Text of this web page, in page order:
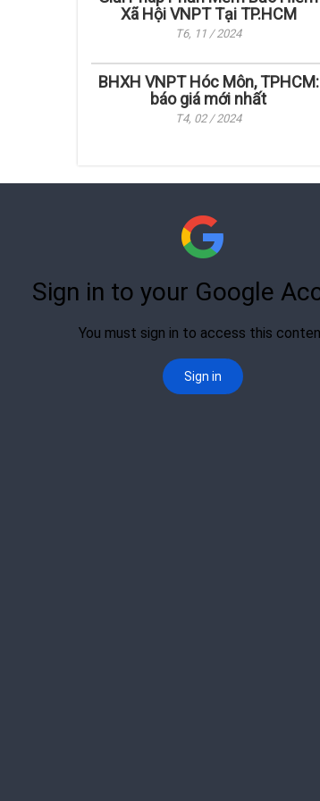
Xã Hội VNPT Tại TP.HCM
T6, 11 / 2024
BHXH VNPT Hóc Môn, TPHCM:
báo giá mới nhất
T4, 02 / 2024